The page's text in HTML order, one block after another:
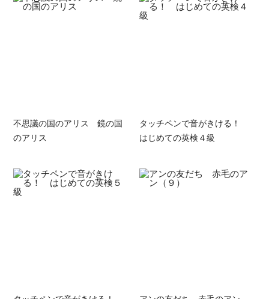
不思議の国のアリス 鏡の国
のアリス
タッチペンで音がきける！
はじめての英検４級